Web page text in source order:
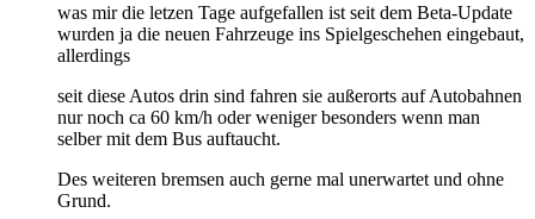
was mir die letzen Tage aufgefallen ist seit dem Beta-Update
wurden ja die neuen Fahrzeuge ins Spielgeschehen eingebaut,
allerdings
seit diese Autos drin sind fahren sie außerorts auf Autobahnen
nur noch ca 60 km/h oder weniger besonders wenn man
selber mit dem Bus auftaucht.
Des weiteren bremsen auch gerne mal unerwartet und ohne
Grund.